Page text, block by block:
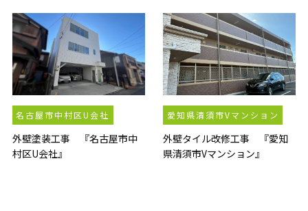
名古屋市中村区U会社
外壁塗装工事 『名古屋市中
村区U会社』
愛知県清須市Vマンション
外壁タイル改修工事 『愛知
県清須市Vマンション』